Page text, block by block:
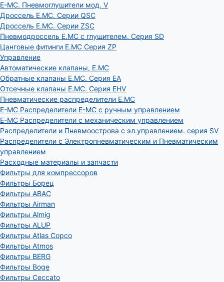
E-MC. Пневмоглушители мод. V
Дроссель E.MC. Серии QSC
Дроссель E.MC. Серии ZSC
Пневмодроссель E.MC с глушителем. Серия SD
Цанговые фитинги E.MC Серия ZP
Управление
Автоматические клапаны, Е.МС
Обратные клапаны E.MC. Серия EA
Отсечные клапаны E.MC. Серия EHV
Пневматические распределители E.MC
E-MC Распределители E-MC с ручным управлением
E-MC Распределители с механическим управлением
Распределители и Пневмоострова с эл.управлением. серия SV
Распределители с Электропневматическим и Пневматическим
управлением
Расходные материалы и запчасти
Фильтры для компрессоров
Фильтры Борец
Фильтры ABAC
Фильтры Airman
Фильтры Almig
Фильтры ALUP
Фильтры Atlas Copco
Фильтры Atmos
Фильтры BERG
Фильтры Boge
Фильтры Ceccato